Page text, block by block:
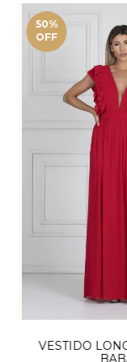
50%
OFF
VESTIDO